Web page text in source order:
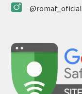
@romaf_oficial